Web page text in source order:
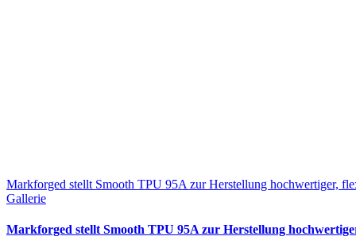
Markforged stellt Smooth TPU 95A zur Herstellung hochwertiger,
Gallerie
Markforged stellt Smooth TPU 95A zur Herstellung